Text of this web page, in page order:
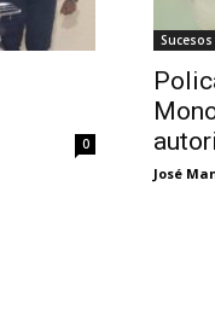
0
Sucesos
José